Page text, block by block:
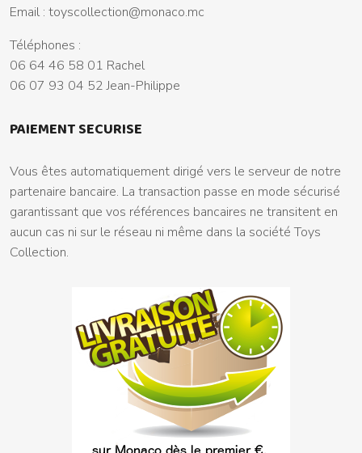
Email : toyscollection@monaco.mc
Téléphones :
06 64 46 58 01 Rachel
06 07 93 04 52 Jean-Philippe
PAIEMENT SECURISE
Vous êtes automatiquement dirigé vers le serveur de notre
partenaire bancaire. La transaction passe en mode sécurisé
garantissant que vos références bancaires ne transitent en
aucun cas ni sur le réseau ni même dans la société Toys
Collection.